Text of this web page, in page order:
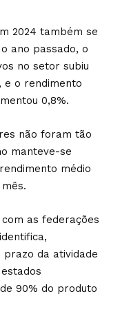
2024 também se
ano passado, o
no setor subiu
e o rendimento
0,8%.
não foram tão
manteve-se
médio
as federações
da atividade
90% do produto